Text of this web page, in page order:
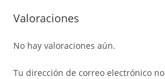
Valoraciones
No hay valoraciones aún.
Tu dirección de correo electrónico